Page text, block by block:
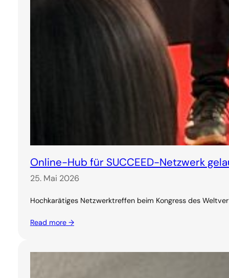
Online-Hub für SUCCEED-Netzwerk
25. Mai 2026
Hochkarätiges Netzwerktreffen beim Kongress des
Read more →